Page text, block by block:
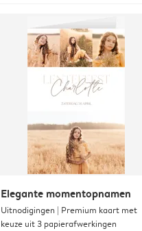
Elegante momentopnamen
Uitnodigingen | Premium kaart met
keuze uit 3 papierafwerkingen